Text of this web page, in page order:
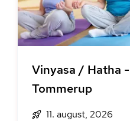
Vinyasa / Hatha -
Tommerup
11. august, 2026